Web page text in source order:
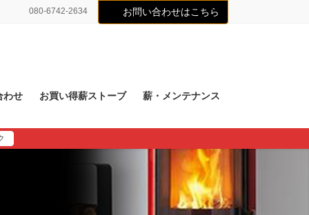
080-6742-2634 お問い合わせはこちら
わせ お買い得薪ストーブ 薪・メンテナンス